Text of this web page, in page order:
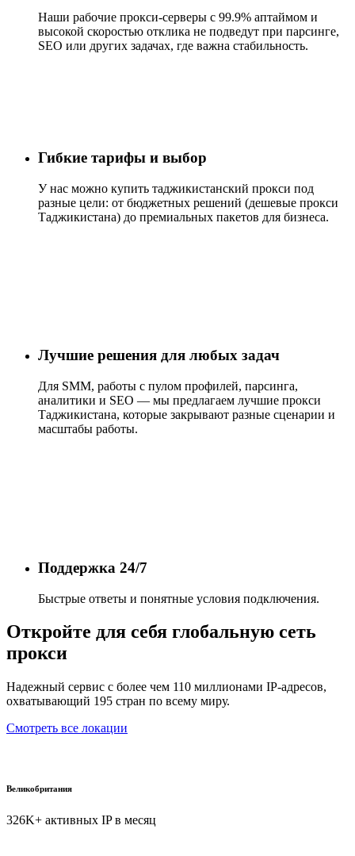
Наши рабочие прокси-серверы с 99.9% аптаймом и
высокой скоростью отклика не подведут при парсинге,
SEO или других задачах, где важна стабильность.
Гибкие тарифы и выбор
У нас можно купить таджикистанский прокси под
разные цели: от бюджетных решений (дешевые прокси
Таджикистана) до премиальных пакетов для бизнеса.
Лучшие решения для любых задач
Для SMM, работы с пулом профилей, парсинга,
аналитики и SEO — мы предлагаем лучшие прокси
Таджикистана, которые закрывают разные сценарии и
масштабы работы.
Поддержка 24/7
Быстрые ответы и понятные условия подключения.
Откройте для себя глобальную сеть
прокси
Надежный сервис с более чем 110 миллионами IP-адресов,
охватывающий 195 стран по всему миру.
Смотреть все локации
Великобритания
326K+ активных IP в месяц